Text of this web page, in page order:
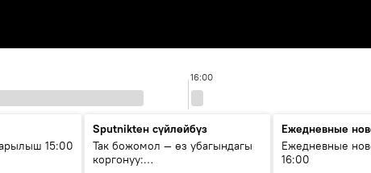
16:00
15:00
Sputnikteн сүйлөйбүз
Так божомол — өз убагындагы
коргонуу:
Ежедневные
Ежедневные
16:00